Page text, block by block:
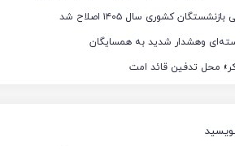
کشوری سال ۱۴۰۵ اصلاح شد
وهشدار شدید به همسایگان
محل تدفین قائد امت